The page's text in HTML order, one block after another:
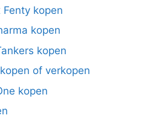
kopen
kopen
kopen
of verkopen
kopen